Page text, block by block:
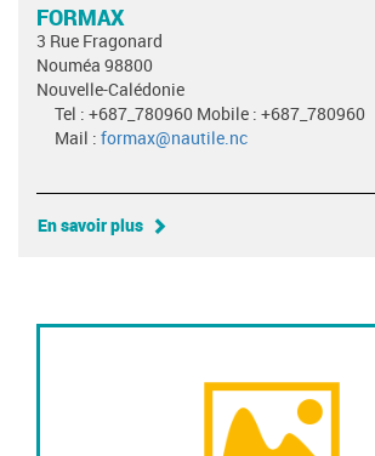
FORMAX
3 Rue Fragonard
Nouméa 98800
Nouvelle-Calédonie
Tel : +687_780960 Mobile : +687_780960
Mail : formax@nautile.nc
En savoir plus